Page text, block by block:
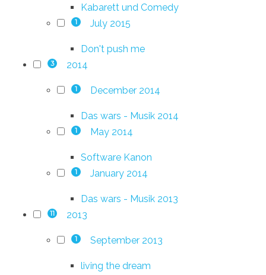
Kabarett und Comedy
1 July 2015
Don't push me
3 2014
1 December 2014
Das wars - Musik 2014
1 May 2014
Software Kanon
1 January 2014
Das wars - Musik 2013
11 2013
1 September 2013
living the dream